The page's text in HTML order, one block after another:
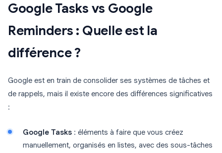
Google Tasks vs Google
Reminders : Quelle est la
différence ?
Google est en train de consolider ses systèmes de tâches et
de rappels, mais il existe encore des différences significatives
:
Google Tasks : éléments à faire que vous créez
manuellement, organisés en listes, avec des sous-tâches